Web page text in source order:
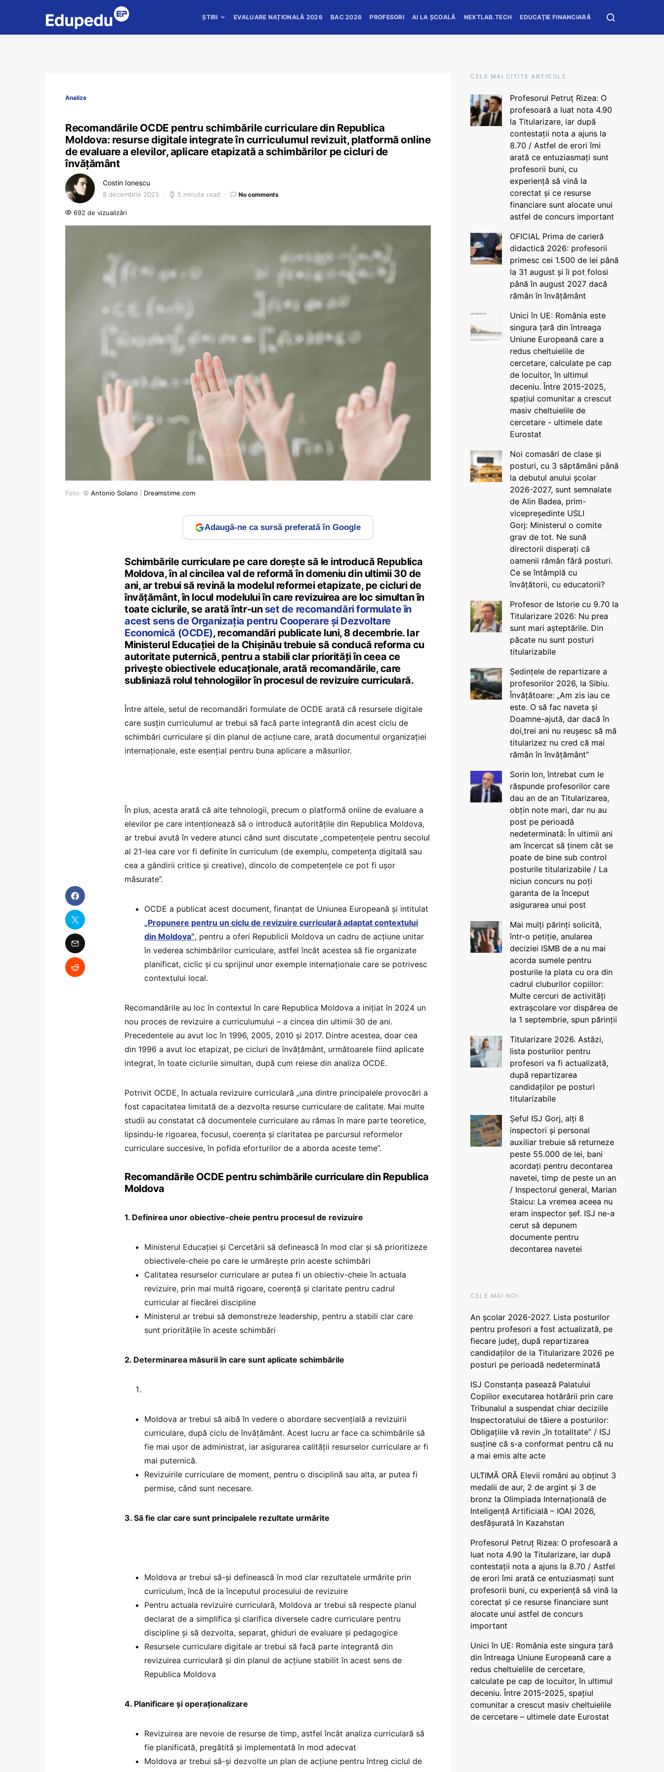
ȘTIRI EVALUARE NAȚIONALĂ 2026 BAC 2026 PROFESORI AI LA ȘCOALĂ NEXTLAB.TECH EDUCAȚIE FINANCIARĂ
Analize
Recomandările OCDE pentru schimbările curriculare din Republica
Moldova: resurse digitale integrate în curriculumul revizuit, platformă online
de evaluare a elevilor, aplicare etapizată a schimbărilor pe cicluri de
învățământ
Costin Ionescu
8 decembrie 2025 5 minute read No comments
692 de vizualizări
Foto: © Antonio Solano Dreamstime.com
Adaugă-ne ca sursă preferată în Google
Schimbările curriculare pe care dorește să le introducă Republica
Moldova, în al cincilea val de reformă în domeniu din ultimii 30 de
ani, ar trebui să revină la modelul reformei etapizate, pe cicluri de
învățământ, în locul modelului în care revizuirea are loc simultan în
toate ciclurile, se arată într-un set de recomandări formulate în
acest sens de Organizația pentru Cooperare și Dezvoltare
Economică (OCDE), recomandări publicate luni, 8 decembrie. Iar
Ministerul Educației de la Chișinău trebuie să conducă reforma cu
autoritate puternică, pentru a stabili clar priorități în ceea ce
privește obiectivele educaționale, arată recomandările, care
subliniază rolul tehnologiilor în procesul de revizuire curriculară.
Între altele, setul de recomandări formulate de OCDE arată că resursele digitale
care susțin curriculumul ar trebui să facă parte integrantă din acest ciclu de
schimbări curriculare și din planul de acțiune care, arată documentul organizației
internaționale, este esențial pentru buna aplicare a măsurilor.
În plus, acesta arată că alte tehnologii, precum o platformă online de evaluare a
elevilor pe care intenționează să o introducă autoritățile din Republica Moldova,
ar trebui avută în vedere atunci când sunt discutate „competențele pentru secolul
al 21-lea care vor fi definite în curriculum (de exemplu, competența digitală sau
cea a gândirii critice și creative), dincolo de competențele ce pot fi ușor
măsurate”.
OCDE a publicat acest document, finanțat de Uniunea Europeană și intitulat
„Propunere pentru un ciclu de revizuire curriculară adaptat contextului
din Moldova”, pentru a oferi Republicii Moldova un cadru de acțiune unitar
în vederea schimbărilor curriculare, astfel încât acestea să fie organizate
planificat, ciclic și cu sprijinul unor exemple internaționale care se potrivesc
contextului local.
Recomandările au loc în contextul în care Republica Moldova a inițiat în 2024 un
nou proces de revizuire a curriculumului – a cincea din ultimii 30 de ani.
Precedentele au avut loc în 1996, 2005, 2010 și 2017. Dintre acestea, doar cea
din 1996 a avut loc etapizat, pe cicluri de învățământ, următoarele fiind aplicate
integrat, în toate ciclurile simultan, după cum reiese din analiza OCDE.
Potrivit OCDE, în actuala revizuire curriculară „una dintre principalele provocări a
fost capacitatea limitată de a dezvolta resurse curriculare de calitate. Mai multe
studii au constatat că documentele curriculare au rămas în mare parte teoretice,
lipsindu-le rigoarea, focusul, coerența și claritatea pe parcursul reformelor
curriculare succesive, în pofida eforturilor de a aborda aceste teme”.
Recomandările OCDE pentru schimbările curriculare din Republica
Moldova
1. Definirea unor obiective-cheie pentru procesul de revizuire
Ministerul Educației și Cercetării să definească în mod clar și să prioritizeze
obiectivele-cheie pe care le urmărește prin aceste schimbări
Calitatea resurselor curriculare ar putea fi un obiectiv-cheie în actuala
revizuire, prin mai multă rigoare, coerență și claritate pentru cadrul
curricular al fiecărei discipline
Ministerul ar trebui să demonstreze leadership, pentru a stabili clar care
sunt prioritățile în aceste schimbări
2. Determinarea măsurii în care sunt aplicate schimbările
Moldova ar trebui să aibă în vedere o abordare secvențială a revizuirii
curriculare, după ciclu de învățământ. Acest lucru ar face ca schimbările să
fie mai ușor de administrat, iar asigurarea calității resurselor curriculare ar fi
mai puternică.
Revizuirile curriculare de moment, pentru o disciplină sau alta, ar putea fi
permise, când sunt necesare.
3. Să fie clar care sunt principalele rezultate urmărite
Moldova ar trebui să-și definească în mod clar rezultatele urmărite prin
curriculum, încă de la începutul procesului de revizuire
Pentru actuala revizuire curriculară, Moldova ar trebui să respecte planul
declarat de a simplifica și clarifica diversele cadre curriculare pentru
discipline și să dezvolta, separat, ghiduri de evaluare și pedagogice
Resursele curriculare digitale ar trebui să facă parte integrantă din
revizuirea curriculară și din planul de acțiune stabilit în acest sens de
Republica Moldova
4. Planificare și operaționalizare
Revizuirea are nevoie de resurse de timp, astfel încât analiza curriculară să
fie planificată, pregătită și implementată în mod adecvat
Moldova ar trebui să-și dezvolte un plan de acțiune pentru întreg ciclul de
CELE MAI CITITE ARTICOLE
Profesorul Petruț Rizea: O
profesoară a luat nota 4.90
la Titularizare, iar după
contestații nota a ajuns la
8.70 / Astfel de erori îmi
arată ce entuziasmați sunt
profesorii buni, cu
experiență să vină la
corectat și ce resurse
financiare sunt alocate unui
astfel de concurs important
OFICIAL Prima de carieră
didactică 2026: profesorii
primesc cei 1.500 de lei până
la 31 august și îi pot folosi
până în august 2027 dacă
rămân în învățământ
Unici în UE: România este
singura țară din întreaga
Uniune Europeană care a
redus cheltuielile de
cercetare, calculate pe cap
de locuitor, în ultimul
deceniu. Între 2015-2025,
spațiul comunitar a crescut
masiv cheltuielile de
cercetare - ultimele date
Eurostat
Noi comasări de clase și
posturi, cu 3 săptămâni până
la debutul anului școlar
2026-2027, sunt semnalate
de Alin Badea, prim-
vicepreședinte USLI
Gorj: Ministerul o comite
grav de tot. Ne sună
directorii disperați că
oamenii rămân fără posturi.
Ce se întâmplă cu
învățătorii, cu educatorii?
Profesor de Istorie cu 9.70 la
Titularizare 2026: Nu prea
sunt mari așteptările. Din
păcate nu sunt posturi
titularizabile
Ședințele de repartizare a
profesorilor 2026, la Sibiu.
Învățătoare: „Am zis iau ce
este. O să fac naveta și
Doamne-ajută, dar dacă în
doi,trei ani nu reușesc să mă
titularizez nu cred că mai
rămân în învățământ”
Sorin Ion, întrebat cum le
răspunde profesorilor care
dau an de an Titularizarea,
obțin note mari, dar nu au
post pe perioadă
nedeterminată: În ultimii ani
am încercat să ținem cât se
poate de bine sub control
posturile titularizabile / La
niciun concurs nu poți
garanta de la început
asigurarea unui post
Mai mulți părinți solicită,
într-o petiție, anularea
deciziei ISMB de a nu mai
acorda sumele pentru
posturile la plata cu ora din
cadrul cluburilor copiilor:
Multe cercuri de activități
extrașcolare vor dispărea de
la 1 septembrie, spun părinții
Titularizare 2026. Astăzi,
lista posturilor pentru
profesori va fi actualizată,
după repartizarea
candidaților pe posturi
titularizabile
Șeful ISJ Gorj, alți 8
inspectori și personal
auxiliar trebuie să returneze
peste 55.000 de lei, bani
acordați pentru decontarea
navetei, timp de peste un an
/ Inspectorul general, Marian
Staicu: La vremea aceea nu
eram inspector șef. ISJ ne-a
cerut să depunem
documente pentru
decontarea navetei
CELE MAI NOI
An școlar 2026-2027. Lista posturilor
pentru profesori a fost actualizată, pe
fiecare județ, după repartizarea
candidaților de la Titularizare 2026 pe
posturi pe perioadă nedeterminată
ISJ Constanța pasează Palatului
Copiilor executarea hotărârii prin care
Tribunalul a suspendat chiar deciziile
Inspectoratului de tăiere a posturilor:
Obligațiile vă revin „în totalitate” / ISJ
susține că s-a conformat pentru că nu
a mai emis alte acte
ULTIMĂ ORĂ Elevii români au obținut 3
medalii de aur, 2 de argint și 3 de
bronz la Olimpiada Internațională de
Inteligență Artificială – IOAI 2026,
desfășurată în Kazahstan
Profesorul Petruț Rizea: O profesoară a
luat nota 4.90 la Titularizare, iar după
contestații nota a ajuns la 8.70 / Astfel
de erori îmi arată ce entuziasmați sunt
profesorii buni, cu experiență să vină la
corectat și ce resurse financiare sunt
alocate unui astfel de concurs
important
Unici în UE: România este singura țară
din întreaga Uniune Europeană care a
redus cheltuielile de cercetare,
calculate pe cap de locuitor, în ultimul
deceniu. Între 2015-2025, spațiul
comunitar a crescut masiv cheltuielile
de cercetare – ultimele date Eurostat